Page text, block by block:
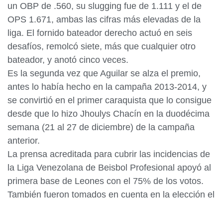
un OBP de .560, su slugging fue de 1.111 y el de
OPS 1.671, ambas las cifras más elevadas de la
liga. El fornido bateador derecho actuó en seis
desafíos, remolcó siete, más que cualquier otro
bateador, y anotó cinco veces.
Es la segunda vez que Aguilar se alza el premio,
antes lo había hecho en la campaña 2013-2014, y
se convirtió en el primer caraquista que lo consigue
desde que lo hizo Jhoulys Chacín en la duodécima
semana (21 al 27 de diciembre) de la campaña
anterior.
La prensa acreditada para cubrir las incidencias de
la Liga Venezolana de Beisbol Profesional apoyó al
primera base de Leones con el 75% de los votos.
También fueron tomados en cuenta en la elección el